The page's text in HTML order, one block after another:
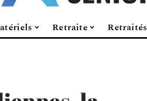
Retraite Retraités